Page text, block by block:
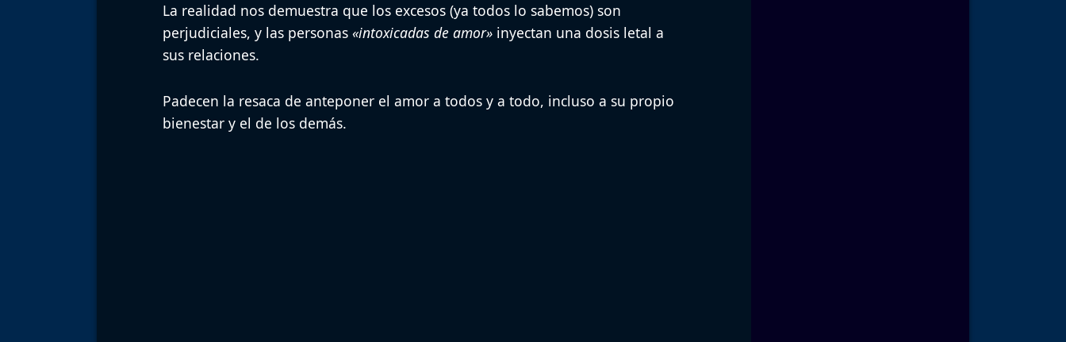
La realidad nos demuestra que los excesos (ya todos lo sabemos) son
perjudiciales, y las personas «intoxicadas de amor»inyectan una dosis letal a
sus relaciones.
Padecen la resaca de anteponer el amor a todos y a todo, incluso a su propio
bienestar y el de los demás.